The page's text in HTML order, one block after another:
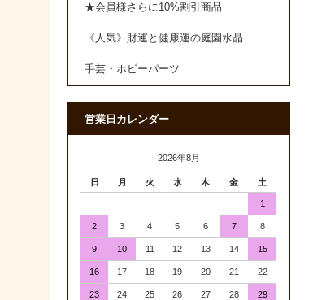
★会員様さらに10%割引商品
《人気》財運と健康運の庭園水晶
手芸・ホビーパーツ
営業日カレンダー
2026年8月
日 月 火 水 木 金 土
1
2 3 4 5 6 7 8
9 10 11 12 13 14 15
16 17 18 19 20 21 22
23 24 25 26 27 28 29